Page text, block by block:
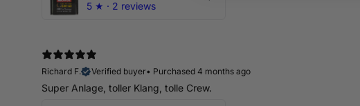
5 ★ · 2 reviews
Richard F.
Verified buyer• Purchased 4 months ago
Super Anlage, toller Klang, tolle Crew.